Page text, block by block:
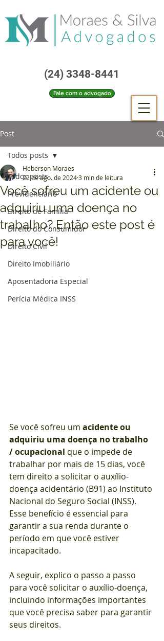
Fale com o advogado
(24) 3348-8441
Post
Todos posts
Previdenciário
Direito de Família
Direito do Consumidor
Direito Civil
Direito Imobiliário
Aposentadoria Especial
Perícia Médica INSS
Todos posts
Você sofreu um acidente ou
adquiriu uma doença no
trabalho? Então este post é
para você!
Heberson Moraes
22 de ago. de 20243 min de leitura
Se você sofreu um acidente ou
adquiriu uma doença no trabalho
/ ocupacional que o impede de
trabalhar por mais de 15 dias, você
tem direito a solicitar o auxílio-
doença acidentário (B91) ao Instituto
Nacional do Seguro Social (INSS).
Esse benefício é essencial para
garantir a sua renda durante o
período em que você estiver
incapacitado.
A seguir, explico o passo a passo
para você solicitar o auxílio-doença,
incluindo informações importantes
que você precisa saber para garantir
seus direitos.